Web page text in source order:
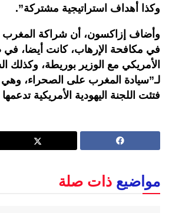
وكذا أهداف استراتيجية مشتركة”.
وأضاف إزاكسون، أن شراكة المغرب
في مكافحة الإرهاب، كانت أيضا،
الأمريكي مع الوزير بوريطة، وكذلك
لـ”سيادة المغرب على الصحراء، وهي
فتئت اللجنة اليهودية الأمريكية
مواضيع ذات صلة